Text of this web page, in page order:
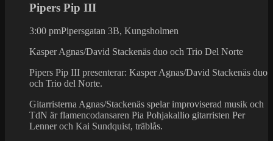
Pipers Pip III
3:00 pmPipersgatan 3B, Kungsholmen
Kasper Agnas/David Stackenäs duo och Trio Del Norte
Pipers Pip III presenterar: Kasper Agnas/David Stackenäs duo
och Trio del Norte.
Gitarristerna Agnas/Stackenäs spelar improviserad musik och
TdN är flamencodansaren Pia Pohjakallio gitarristen Per
Lenner och Kai Sundquist, träblås.